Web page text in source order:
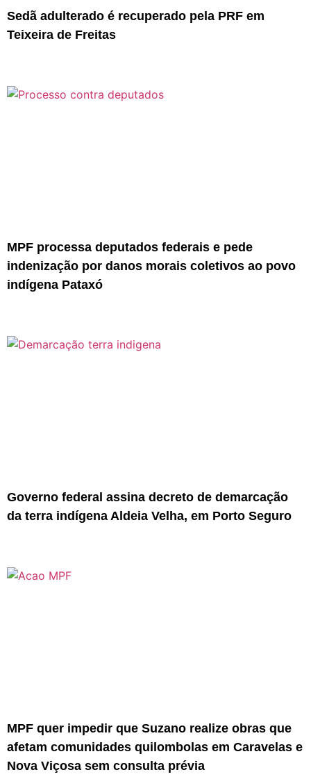
Sedã adulterado é recuperado pela PRF em
Teixeira de Freitas
MPF processa deputados federais e pede
indenização por danos morais coletivos ao povo
indígena Pataxó
Governo federal assina decreto de demarcação
da terra indígena Aldeia Velha, em Porto Seguro
MPF quer impedir que Suzano realize obras que
afetam comunidades quilombolas em Caravelas e
Nova Viçosa sem consulta prévia